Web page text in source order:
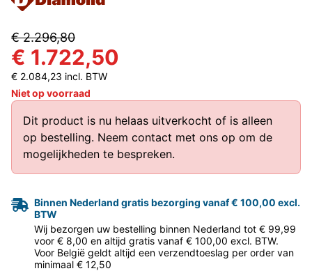
€ 2.296,80
€ 1.722,50
€ 2.084,23 incl. BTW
Niet op voorraad
Dit product is nu helaas uitverkocht of is alleen
op bestelling. Neem contact met ons op om de
mogelijkheden te bespreken.
Binnen Nederland gratis bezorging vanaf € 100,00 excl.
BTW
Wij bezorgen uw bestelling binnen Nederland tot € 99,99
voor € 8,00 en altijd gratis vanaf € 100,00 excl. BTW.
Voor België geldt altijd een verzendtoeslag per order van
minimaal € 12,50